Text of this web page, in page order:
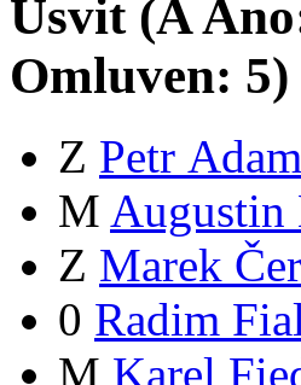
Úsvit (A
Omluven: 5)
Z Petr Adam
M Augustin
Z Marek
0 Radim
M Karel